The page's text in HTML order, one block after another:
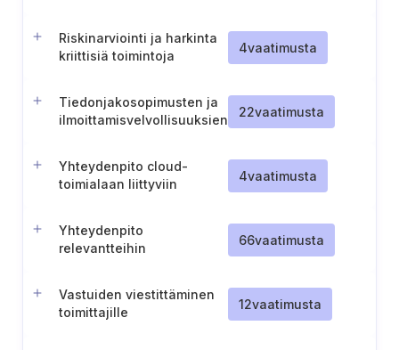
palveluntarjoajille
Riskinarviointi ja harkinta
kriittisiä toimintoja
4vaatimusta
Tiedonjakosopimusten ja
ilmoittamisvelvollisuuksien
22vaatimusta
Yhteydenpito cloud-
toimialaan liittyviin
4vaatimusta
Yhteydenpito
relevantteihin
66vaatimusta
Vastuiden viestittäminen
toimittajille
12vaatimusta